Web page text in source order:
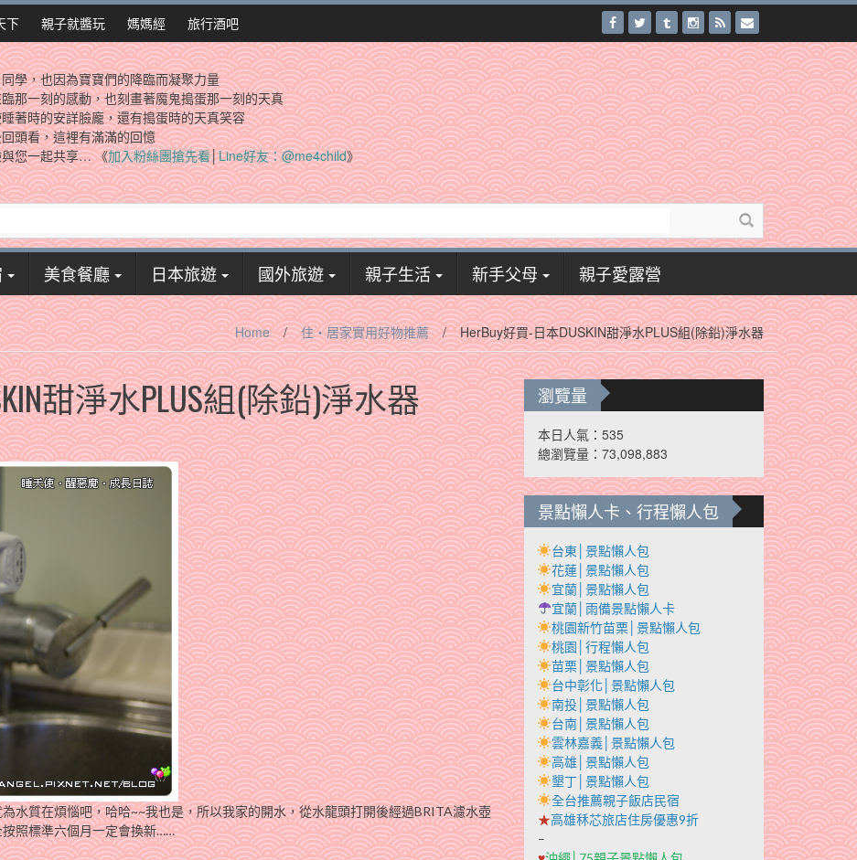
下 親子就醬玩 媽媽經 旅行酒吧
學，也因為寶寶們的降臨而凝聚力量
那一刻的感動，也刻畫著魔鬼搗蛋那一刻的天真
著時的安詳臉龐，還有搗蛋時的天真笑容
頭看，這裡有滿滿的回憶
您一起共享… 《加入粉絲團搶先看│Line好友：@me4child》
美食餐廳 日本旅遊 國外旅遊 親子生活 新手父母 親子愛露營
Home / 住‧居家實用好物推薦 / HerBuy好買-日本DUSKIN甜淨水PLUS組(除鉛)淨水器
甜淨水PLUS組(除鉛)淨水器
水質在煩惱吧，哈哈~~我也是，所以我家的開水，從水龍頭打開後經過BRITA濾水壺
照標準六個月一定會換新……
瀏覽量
本日人氣：535
總瀏覽量：73,098,883
景點懶人卡、行程懶人包
台東│景點懶人包
花蓮│景點懶人包
宜蘭│景點懶人包
宜蘭│雨備景點懶人卡
桃園新竹苗栗│景點懶人包
桃園│行程懶人包
苗栗│景點懶人包
台中彰化│景點懶人包
南投│景點懶人包
台南│景點懶人包
雲林嘉義│景點懶人包
高雄│景點懶人包
墾丁│景點懶人包
全台推薦親子飯店民宿
★高雄秝芯旅店住房優惠9折
–